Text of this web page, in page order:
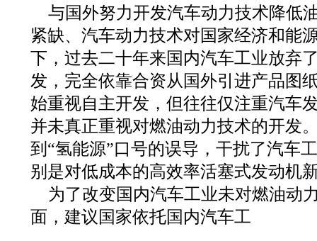
与国外努力开发汽车动力技术降低
紧缺、汽车动力技术对国家经济和能
下，过去二十年来国内汽车工业放弃
发，完全依靠合资从国外引进产品图
始重视自主开发，但往往仅注重汽车
并未真正重视对燃油动力技术的开发
到“氢能源”口号的误导，干扰了汽车
别是对低成本的高效率活塞式发动机
为了改变国内汽车工业未对燃油动
面，建议国家依托国内汽车工